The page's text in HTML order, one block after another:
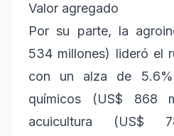
Valor agregado
Por su parte, la
534 millones) lideró el
con un alza de
químicos (US$ 868
acuicultura (US$